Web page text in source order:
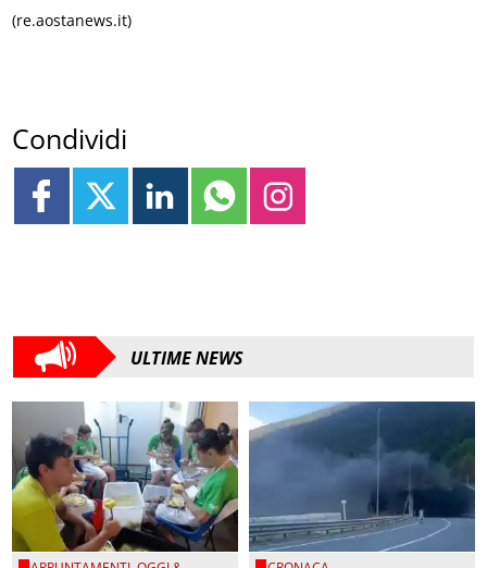
(re.aostanews.it)
Condividi
ULTIME NEWS